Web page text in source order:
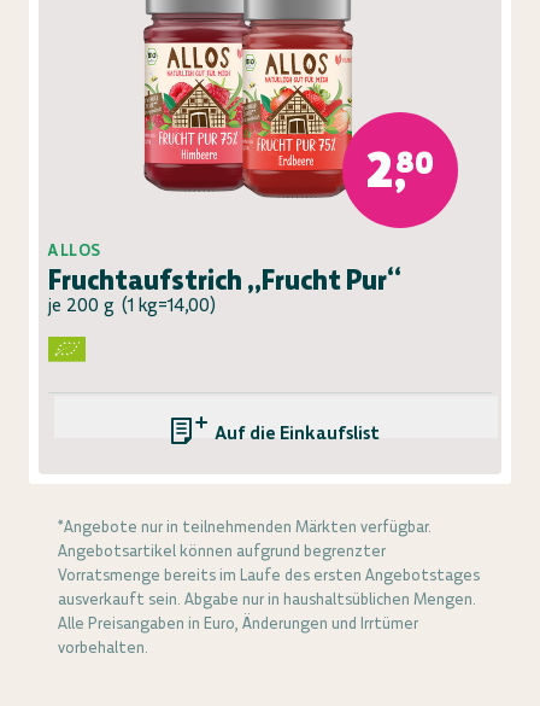
2,80
ALLOS
Fruchtaufstrich „Frucht Pur“
je 200 g (1 kg=14,00)
Auf die Einkaufsliste
*Angebote nur in teilnehmenden Märkten verfügbar.
Angebotsartikel können aufgrund begrenzter
Vorratsmenge bereits im Laufe des ersten Angebotstages
ausverkauft sein. Abgabe nur in haushaltsüblichen Mengen.
Alle Preisangaben in Euro, Änderungen und Irrtümer
vorbehalten.